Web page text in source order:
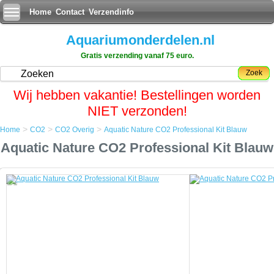
Home Contact Verzendinfo
Aquariumonderdelen.nl
Gratis verzending vanaf 75 euro.
Zoek
Wij hebben vakantie! Bestellingen worden
NIET verzonden!
CO2
Aquatic Nature CO2 Professional Kit Blauw
Home > CO2 > CO2 Overig > Aquatic Nature CO2 Professional Kit Blauw
Aquatic Nature CO2 Professional Kit Blauw